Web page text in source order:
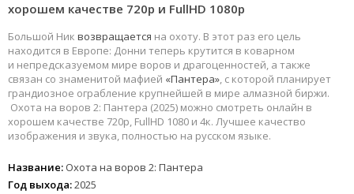
хорошем качестве 720p и FullHD 1080р
Большой Ник возвращается на охоту. В этот раз его цель
находится в Европе: Донни теперь крутится в коварном
и непредсказуемом мире воров и драгоценностей, а также
связан со знаменитой мафией «Пантера», с которой планирует
грандиозное ограбление крупнейшей в мире алмазной биржи.
Охота на воров 2: Пантера (2025) можно смотреть онлайн в
хорошем качестве 720p, FullHD 1080 и 4к. Лучшее качество
изображения и звука, полностью на русском языке.
Название: Охота на воров 2: Пантера
Год выхода:2025